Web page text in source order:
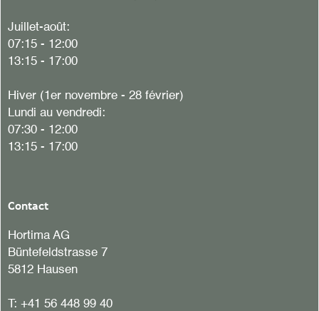
Juillet-août:
07:15 - 12:00
13:15 - 17:00
Hiver (1er novembre - 28 février)
Lundi au vendredi:
07:30 - 12:00
13:15 - 17:00
Contact
Hortima AG
Büntefeldstrasse 7
5812 Hausen
T: +41 56 448 99 40